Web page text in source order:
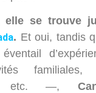
elle se trouve
. Et oui, tandis
etc. —,